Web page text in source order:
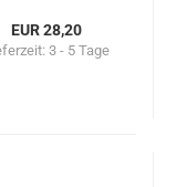
EUR 28,20
3 - 5 Tage